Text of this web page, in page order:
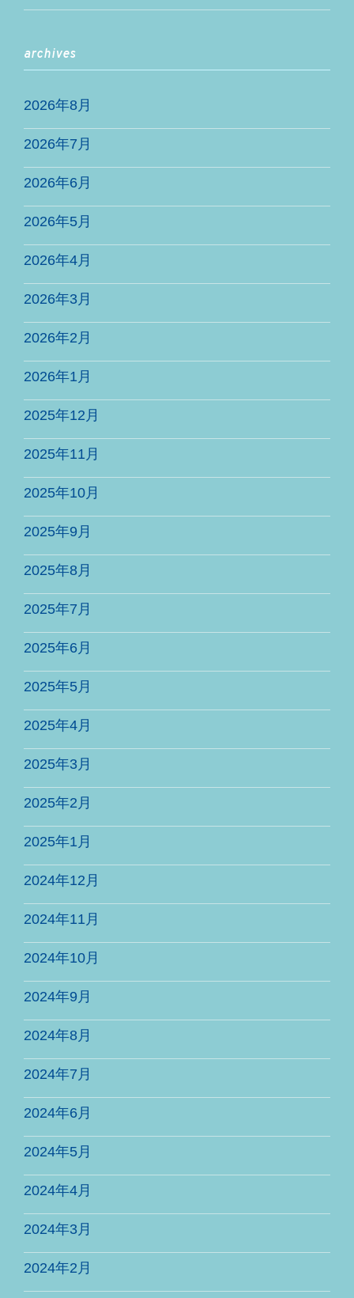
archives
2026年8月
2026年7月
2026年6月
2026年5月
2026年4月
2026年3月
2026年2月
2026年1月
2025年12月
2025年11月
2025年10月
2025年9月
2025年8月
2025年7月
2025年6月
2025年5月
2025年4月
2025年3月
2025年2月
2025年1月
2024年12月
2024年11月
2024年10月
2024年9月
2024年8月
2024年7月
2024年6月
2024年5月
2024年4月
2024年3月
2024年2月